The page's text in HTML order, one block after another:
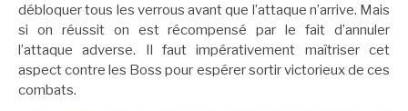
débloquer tous les verrous avant que l’attaque n’arrive. Mais
si on réussit on est récompensé par le fait d’annuler
l’attaque adverse. Il faut impérativement maîtriser cet
aspect contre les Boss pour espérer sortir victorieux de ces
combats.